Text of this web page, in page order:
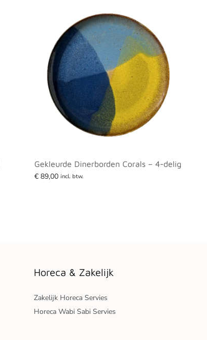
Gekleurde Dinerborden Corals – 4-delig
€ 89,00 incl. btw.
Horeca & Zakelijk
Zakelijk Horeca Servies
Horeca Wabi Sabi Servies